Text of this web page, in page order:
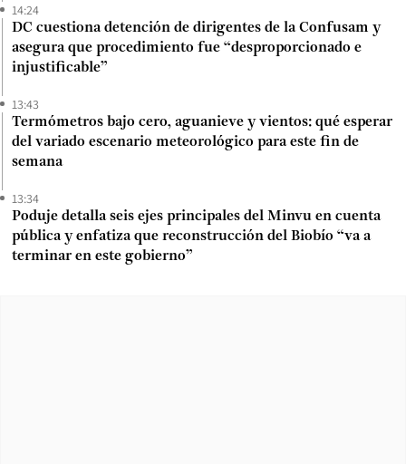
14:24
DC cuestiona detención de dirigentes de la Confusam y
asegura que procedimiento fue “desproporcionado e
injustificable”
13:43
Termómetros bajo cero, aguanieve y vientos: qué esperar
del variado escenario meteorológico para este fin de
semana
13:34
Poduje detalla seis ejes principales del Minvu en cuenta
pública y enfatiza que reconstrucción del Biobío “va a
terminar en este gobierno”